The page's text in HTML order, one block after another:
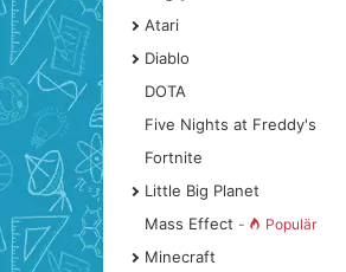
Atari
Diablo
DOTA
Five Nights at Freddy's
Fortnite
Little Big Planet
Mass Effect - Populär
Minecraft